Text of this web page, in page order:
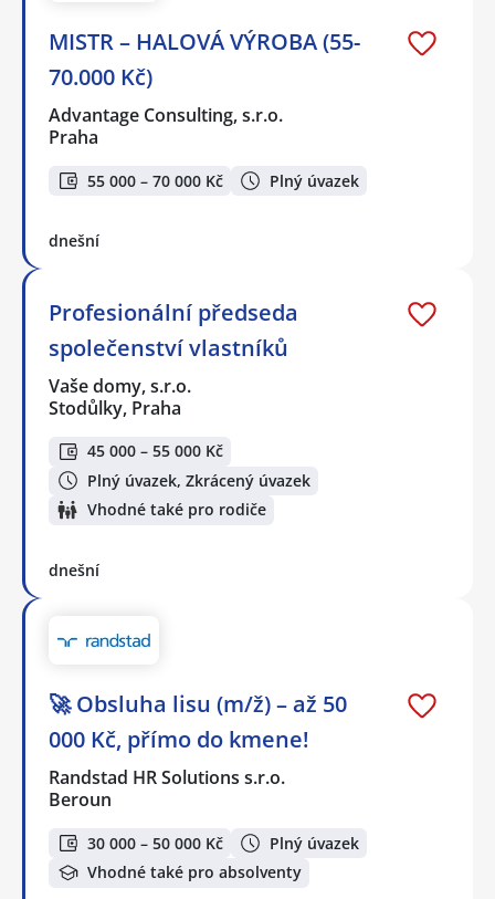
MISTR – HALOVÁ VÝROBA (55-
70.000 Kč)
Advantage Consulting, s.r.o.
Praha
55 000 – 70 000 Kč Plný úvazek
dnešní
Profesionální předseda
společenství vlastníků
Vaše domy, s.r.o.
Stodůlky, Praha
45 000 – 55 000 Kč
Plný úvazek, Zkrácený úvazek
Vhodné také pro rodiče
dnešní
🚀 Obsluha lisu (m/ž) – až 50
000 Kč, přímo do kmene!
Randstad HR Solutions s.r.o.
Beroun
30 000 – 50 000 Kč
Plný úvazek
Vhodné také pro absolventy